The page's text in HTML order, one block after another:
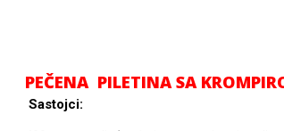
PEČENA PILETINA SA
Sastojci: